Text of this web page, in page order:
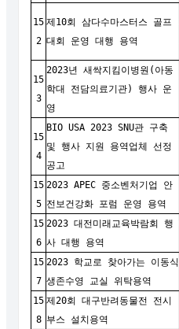
15
2
제10회 삼다수마스터스 골프
대회 운영 대행 용역
15
3
2023년 새싹지킴이병원(아동
학대 전담의료기관) 행사 운
영
15
4
BIO USA 2023 SNU관 구축
및 행사 지원 용역업체 선정
공고
15
5
2023 APEC 중소벤처기업 안
전보건강화 포럼 운영 용역
15
6
2023 대전미래교육박람회 행
사 대행 용역
15
7
2023 학교로 찾아가는 이동식
생존수영 교실 위탁용역
15
8
제20회 대구반려동물전 전시
부스 설치용역